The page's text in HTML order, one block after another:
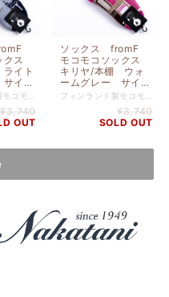
クス
イト
イズ
（２
ｃｍ）
フィンランド製モコモコソックス 北欧フィンランド生まれモコモコソックス。寒さの厳しいフィンランドの人たちに愛用されている靴下。内側はつま先までもこもこの裏起毛で一度履いたらやみつきに。 （モコモコ3層構造）つま先までふわっふわの起毛が足をやさしく包みこみます。こだわりの３層構造が、あたたかな空気をキープしてあなたの足を冷えから徹底的に守ります！ （抗菌・消臭機能）ウールは保温性だけじゃなく、天然の抗菌・消臭機能もあります。汗をほど良く吸湿し余分な水分を逃す素材を厳選しました！ （つかい勝手バツグン）しめつけのないゆったりソフトな設計、しっかりした厚手織りは丈夫で重ねばきいらず。洗濯後も乾きやすく、どんどん寒くなるこれからの季節重宝します！ ウール ２０％ アクリル ５０％ ナイロン ３０％ サイズ ２２．５ｃｍ 〜 ２５ｃｍ fromF（フロムエフ） 極寒のフィンランドメイドのソックスです。 吸汗・吸湿性の高い糸にもこだわった3重構造編み&職人の手作業仕上げで毎年数量限定生産ソックスです。 極寒の国、フィンランドメイドのもこもこソックスです。
¥3,740
OUT
ソックス fromF
モコモコソックス
キリヤ/本棚 ウォ
ームグレー サイズ
M ３６-３８ （２
２．５ー２５ｃｍ）
TV092MWGY
フィンランド製モコモコソックス 北欧フィンランド生まれモコモコソックス。寒さの厳しいフィンランドの人たちに愛用されている靴下。内側はつま先までもこもこの裏起毛で一度履いたらやみつきに。 （モコモコ3層構造）つま先までふわっふわの起毛が足をやさしく包みこみます。こだわりの３層構造が、あたたかな空気をキープしてあなたの足を冷えから徹底的に守ります！ （抗菌・消臭機能）ウールは保温性だけじゃなく、天然の抗菌・消臭機能もあります。汗をほど良く吸湿し余分な水分を逃す素材を厳選しました！ （つかい勝手バツグン）しめつけのないゆったりソフトな設計、しっかりした厚手織りは丈夫で重ねばきいらず。洗濯後も乾きやすく、どんどん寒くなるこれからの季節重宝します！ ウール ２０％ アクリル ５０％ ナイロン ３０％ サイズ ２２．５ｃｍ 〜 ２５ｃｍ fromF（フロムエフ） 極寒のフィンランドメイドのソックスです。 吸汗・吸湿性の高い糸にもこだわった3重構造編み&職人の手作業仕上げで毎年数量限定生産ソックスです。 極寒の国、フィンランドメイドのもこもこソックスです。
¥3,740
SOLD OUT